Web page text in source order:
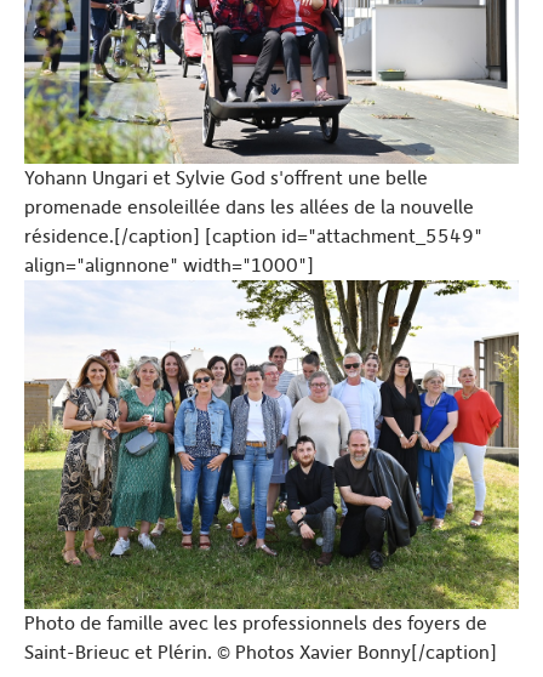
Yohann Ungari et Sylvie God s'offrent une belle
promenade ensoleillée dans les allées de la nouvelle
résidence.[/caption] [caption id="attachment_5549"
align="alignnone" width="1000"]
Photo de famille avec les professionnels des foyers de
Saint-Brieuc et Plérin. © Photos Xavier Bonny[/caption]